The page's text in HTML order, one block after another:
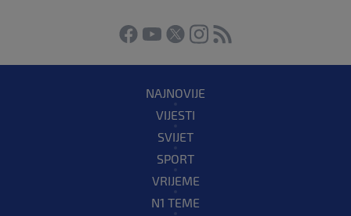
NAJNOVIJE
VIJESTI
SVIJET
SPORT
VRIJEME
N1 TEME